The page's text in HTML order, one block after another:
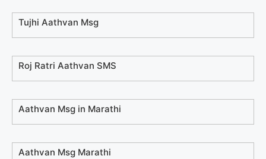
Tujhi Aathvan Msg
Roj Ratri Aathvan SMS
Aathvan Msg in Marathi
Aathvan Msg Marathi